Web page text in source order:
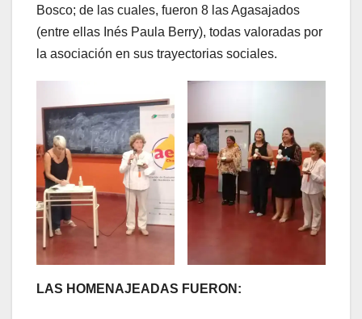
Bosco; de las cuales, fueron 8 las Agasajados
(entre ellas Inés Paula Berry), todas valoradas por
la asociación en sus trayectorias sociales.
LAS HOMENAJEADAS FUERON: